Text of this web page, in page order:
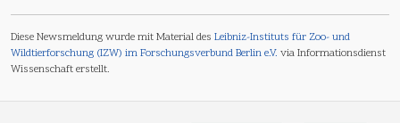
Diese Newsmeldung wurde mit Material des Leibniz-Instituts für Zoo- und
Wildtierforschung (IZW) im Forschungsverbund Berlin e.V. via Informationsdienst
Wissenschaft erstellt.